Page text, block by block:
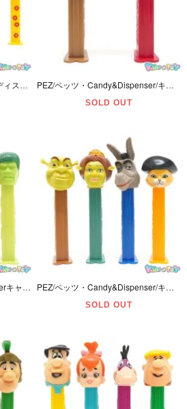
PEZ/ペッツ・キャンディー＆ディスペンサー・BBC・Tweenies/トゥイニーズ 「Bella/ベラ・Fizz/フィズ・Milo/ミロ・Jake/ジェイク・Doodles/ドゥードルズ」5本セット PEZ/ペッツ・Candy&Dispenser/キャンディー＆ディスペンサー・Universal Studios/ユニバーサル･スタジオ「E.T./イーティー (エクストラテレストリアル)」2本セット
SOLD OUT
PEZ/ペッツ・Candy&Dispenserキャンディー＆ディスペンサー・Hero Series/ヒーローシリーズ(DC＆マーベル)「ワンダーウーマン・バットマン・スパイダーマン・ハルク」4本セット PEZ/ペッツ・Candy&Dispenser/キャンディー＆ディスペンサー・Dream Works/ドリームワークス・Shrek 2「シュレック・フィオナ姫・ドンキー・長ぐつをはいたネコ」4本セット
SOLD OUT